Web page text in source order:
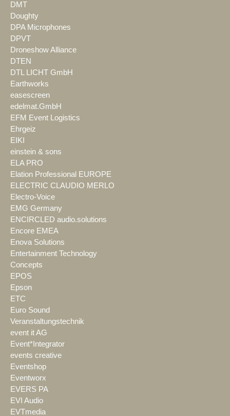
DMT
Doughty
DPA Microphones
DPVT
Droneshow Alliance
DTEN
DTL LICHT GmbH
Earthworks
easescreen
edelmat.GmbH
EFM Event Logistics
Ehrgeiz
EIKI
einstein & sons
ELA PRO
Elation Professional EUROPE
ELECTRIC CLAUDIO MERLO
Electro-Voice
EMG Germany
ENCIRCLED audio.solutions
Encore EMEA
Enova Solutions
Entertainment Technology
Concepts
EPOS
Epson
ETC
Euro Sound
Veranstaltungstechnik
event it AG
Event*Integrator
events creative
Eventshop
Eventworx
EVERS PA
EVI Audio
EVTmedia